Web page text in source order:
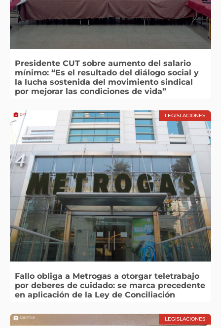
Presidente CUT sobre aumento del salario
mínimo: “Es el resultado del diálogo social y
la lucha sostenida del movimiento sindical
por mejorar las condiciones de vida”
LEGISLACIONES
Fallo obliga a Metrogas a otorgar teletrabajo
por deberes de cuidado: se marca precedente
en aplicación de la Ley de Conciliación
LEGISLACIONES